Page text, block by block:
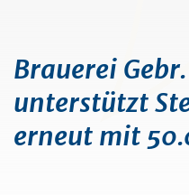
Brauerei
unterstützt
erneut mit